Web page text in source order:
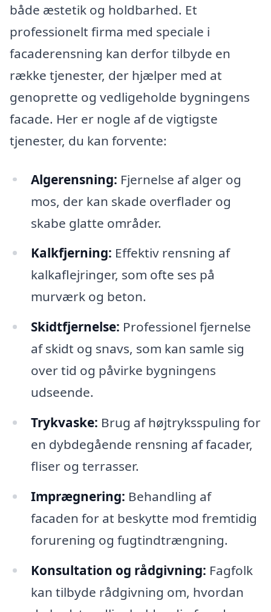
både æstetik og holdbarhed. Et
professionelt firma med speciale i
facaderensning kan derfor tilbyde en
række tjenester, der hjælper med at
genoprette og vedligeholde bygningens
facade. Her er nogle af de vigtigste
tjenester, du kan forvente:
Algerensning: Fjernelse af alger og
mos, der kan skade overflader og
skabe glatte områder.
Kalkfjerning: Effektiv rensning af
kalkaflejringer, som ofte ses på
murværk og beton.
Skidtfjernelse: Professionel fjernelse
af skidt og snavs, som kan samle sig
over tid og påvirke bygningens
udseende.
Trykvaske: Brug af højtryksspuling for
en dybdegående rensning af facader,
fliser og terrasser.
Imprægnering: Behandling af
facaden for at beskytte mod fremtidig
forurening og fugtindtrængning.
Konsultation og rådgivning: Fagfolk
kan tilbyde rådgivning om, hvordan